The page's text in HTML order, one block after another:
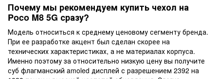
Почему мы рекомендуем купить чехол на
Poco M8 5G сразу?
Модель относиться к среднему ценовому сегменту бренда.
При ее разработке акцент был сделан скорее на
технических характеристиках, а не материалах корпуса.
Именно поэтому за относительно низкую цену вы получите
суб флагманский amoled дисплей с разрешением 2392 на